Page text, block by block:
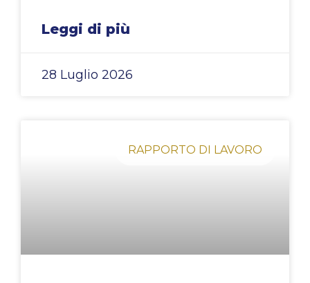
Leggi di più
28 Luglio 2026
RAPPORTO DI LAVORO